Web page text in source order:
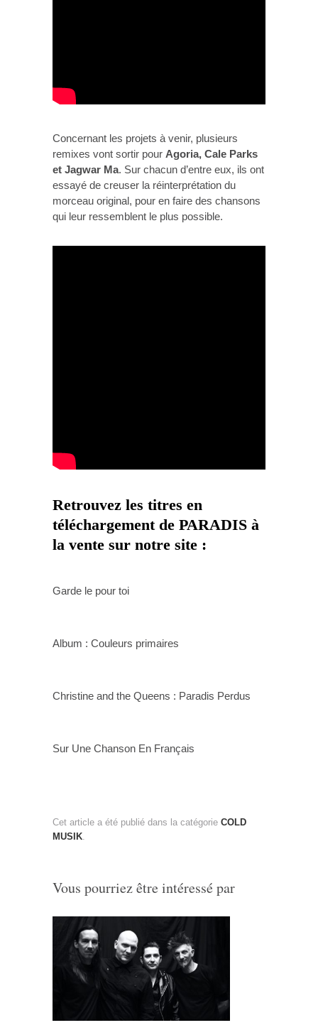
Concernant les projets à venir, plusieurs
remixes vont sortir pour Agoria, Cale Parks
et Jagwar Ma. Sur chacun d’entre eux, ils ont
essayé de creuser la réinterprétation du
morceau original, pour en faire des chansons
qui leur ressemblent le plus possible.
Retrouvez les titres en
téléchargement de PARADIS à
la vente sur notre site :
Garde le pour toi
Album : Couleurs primaires
Christine and the Queens : Paradis Perdus
Sur Une Chanson En Français
Cet article a été publié dans la catégorie COLD
MUSIK
Vous pourriez être intéressé par